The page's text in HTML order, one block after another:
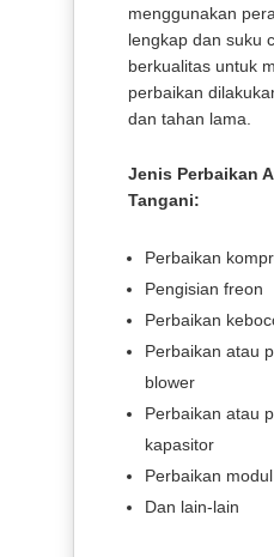
menggunakan
lengkap dan suku
berkualitas untuk
perbaikan
dan tahan lama.
Jenis Perbaikan
Tangani:
Perbaikan
Pengisian freon
Perbaikan
Perbaikan atau
blower
Perbaikan atau
kapasitor
Perbaikan
Dan lain-lain